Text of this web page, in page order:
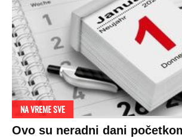
NA VREME SVE
Ovo su neradni dani